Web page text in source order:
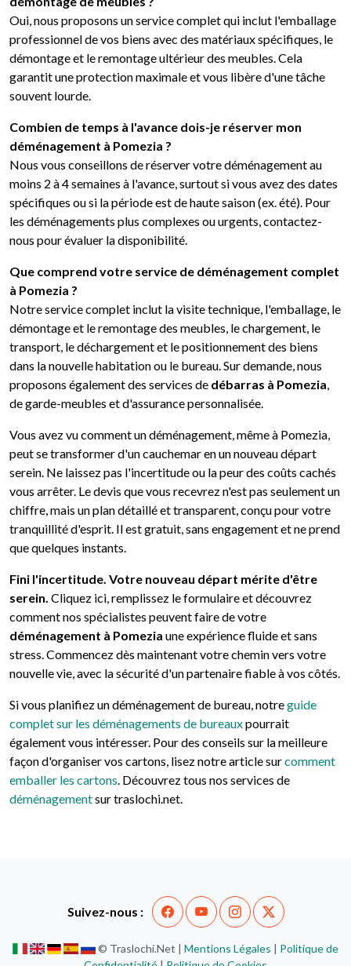
Oui, nous proposons un service complet qui inclut l'emballage
professionnel de vos biens avec des matériaux spécifiques, le
démontage et le remontage ultérieur des meubles. Cela
garantit une protection maximale et vous libère d'une tâche
souvent lourde.
Combien de temps à l'avance dois-je réserver mon
déménagement à Pomezia ?
Nous vous conseillons de réserver votre déménagement au
moins 2 à 4 semaines à l'avance, surtout si vous avez des dates
spécifiques ou si la période est de haute saison (ex. été). Pour
les déménagements plus complexes ou urgents, contactez-
nous pour évaluer la disponibilité.
Que comprend votre service de déménagement complet
à Pomezia ?
Notre service complet inclut la visite technique, l'emballage, le
démontage et le remontage des meubles, le chargement, le
transport, le déchargement et le positionnement des biens
dans la nouvelle habitation ou le bureau. Sur demande, nous
proposons également des services de débarras à Pomezia,
de garde-meubles et d'assurance personnalisée.
Vous avez vu comment un déménagement, même à Pomezia,
peut se transformer d'un cauchemar en un nouveau départ
serein. Ne laissez pas l'incertitude ou la peur des coûts cachés
vous arrêter. Le devis que vous recevrez n'est pas seulement un
chiffre, mais un plan détaillé et transparent, conçu pour votre
tranquillité d'esprit. Il est gratuit, sans engagement et ne prend
que quelques instants.
Fini l'incertitude. Votre nouveau départ mérite d'être
serein. Cliquez ici, remplissez le formulaire et découvrez
comment nos spécialistes peuvent faire de votre
déménagement à Pomezia une expérience fluide et sans
stress. Commencez dès maintenant votre chemin vers votre
nouvelle vie, avec la sécurité d'un partenaire fiable à vos côtés.
Si vous planifiez un déménagement de bureau, notreguide
complet sur les déménagements de bureauxpourrait
également vous intéresser. Pour des conseils sur la meilleure
façon d'organiser vos cartons, lisez notre article surcomment
emballer les cartons. Découvrez tous nos services de
déménagementsur traslochi.net.
Suivez-nous :
© Traslochi.Net | Mentions Légales | Politique de